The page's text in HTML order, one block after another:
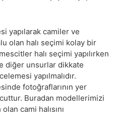
yapılarak camiler ve
olan halı seçimi kolay bir
halı seçimi yapılırken
diğer unsurlar dikkate
yapılmalıdır.
fotoğraflarının yer
Buradan modellerimizi
cami halısını